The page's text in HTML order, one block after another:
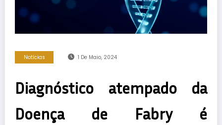
Notícias 1 De Maio, 2024
Diagnóstico atempado da
Doença de Fabry é